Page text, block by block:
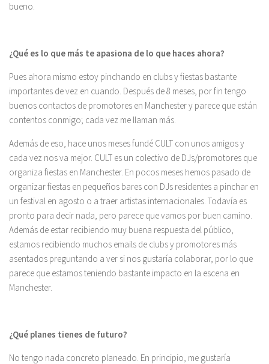
bueno.
¿Qué es lo que más te apasiona de lo que haces ahora?
Pues ahora mismo estoy pinchando en clubs y fiestas bastante
importantes de vez en cuando. Después de 8 meses, por fin tengo
buenos contactos de promotores en Manchester y parece que están
contentos conmigo; cada vez me llaman más.
Además de eso, hace unos meses fundé CULT con unos amigos y
cada vez nos va mejor. CULT es un colectivo de DJs/promotores que
organiza fiestas en Manchester. En pocos meses hemos pasado de
organizar fiestas en pequeños bares con DJs residentes a pinchar en
un festival en agosto o a traer artistas internacionales. Todavía es
pronto para decir nada, pero parece que vamos por buen camino.
Además de estar recibiendo muy buena respuesta del público,
estamos recibiendo muchos emails de clubs y promotores más
asentados preguntando a ver si nos gustaría colaborar, por lo que
parece que estamos teniendo bastante impacto en la escena en
Manchester.
¿Qué planes tienes de futuro?
No tengo nada concreto planeado. En principio, me gustaría